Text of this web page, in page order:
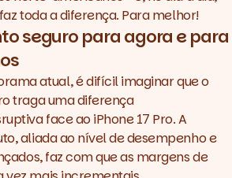
toda a diferença. Para melhor!
seguro para agora e para
atual, é difícil imaginar que o
traga uma diferença
face ao iPhone 17 Pro. A
aliada ao nível de desempenho e
faz com que as margens de